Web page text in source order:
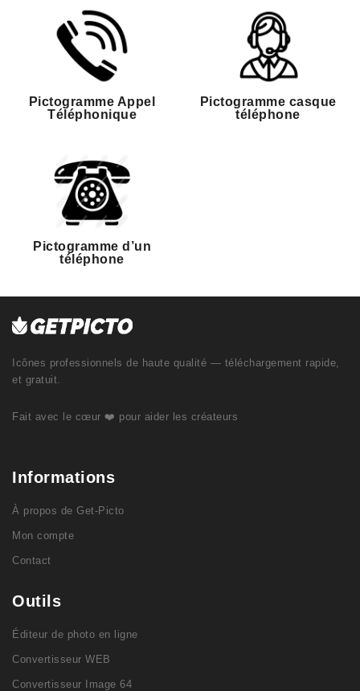
Pictogramme Appel
Téléphonique
Pictogramme casque
téléphone
Pictogramme d’un
téléphone
Icônes professionnels de haute qualité — téléchargement rapide,
et gratuit.
Fait avec le cœur ❤️ pour aider les créateurs
Informations
À propos de Get-Picto
Mon compte
Contact
Outils
Éditeur de photo en ligne
Convertisseur WEB
Convertisseur Image 64